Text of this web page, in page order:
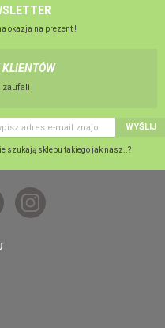
okazja na prezent !
zaufali
WYŚLIJ
szukają sklepu takiego jak nasz..?